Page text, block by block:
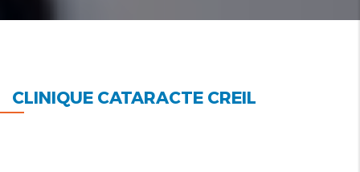
CLINIQUE CATARACTE CREIL